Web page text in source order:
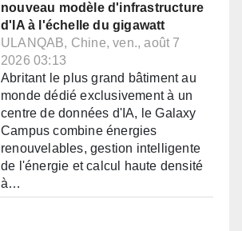
nouveau modèle d'infrastructure
d'IA à l'échelle du gigawatt
ULANQAB, Chine, ven., août 7
2026 03:13
Abritant le plus grand bâtiment au
monde dédié exclusivement à un
centre de données d'IA, le Galaxy
Campus combine énergies
renouvelables, gestion intelligente
de l'énergie et calcul haute densité
à…